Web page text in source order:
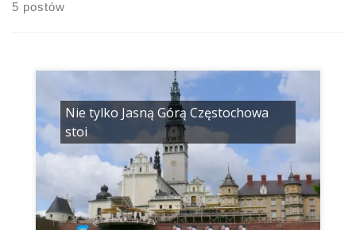
5 postów
Nie tylko Jasną Górą Częstochowa
stoi